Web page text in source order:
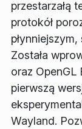
przestarzałą
protokół
Została
oraz OpenGL
pierwszą
Wayland.